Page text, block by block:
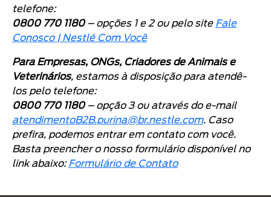
telefone:
0800 770 1180– opções 1 e 2 ou pelo site Fale
Conosco | Nestlé Com Você
Para Empresas, ONGs, Criadores de Animais e
Veterinários, estamos à disposição para atendê-
los pelo telefone:
0800 770 1180– opção 3 ou através do e-mail
atendimentoB2B.purina@br.nestle.com. Caso
prefira, podemos entrar em contato com você.
Basta preencher o nosso formulário disponível no
link abaixo:Formulário de Contato